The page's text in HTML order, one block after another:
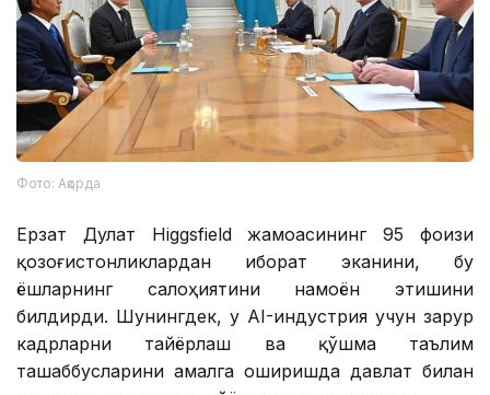
Фото: Ақорда
Ерзат Дулат Higgsfield жамоасининг 95 фоизи
қозоғистонликлардан иборат эканини, бу
ёшларнинг салоҳиятини намоён этишини
билдирди. Шунингдек, у AI-индустрия учун зарур
кадрларни тайёрлаш ва қўшма таълим
ташаббусларини амалга оширишда давлат билан